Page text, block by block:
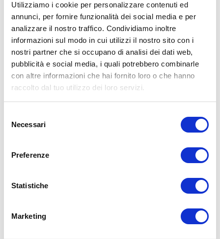
Utilizziamo i cookie per personalizzare contenuti ed
annunci, per fornire funzionalità dei social media e per
analizzare il nostro traffico. Condividiamo inoltre
informazioni sul modo in cui utilizzi il nostro sito con i
nostri partner che si occupano di analisi dei dati web,
pubblicità e social media, i quali potrebbero combinarle
con altre informazioni che hai fornito loro o che hanno
raccolto dal tuo utilizzo dei loro servizi.
delNecessari
Preferenze
Statistiche
Marketing
ALLENATI CON ME!
15WORKOUT